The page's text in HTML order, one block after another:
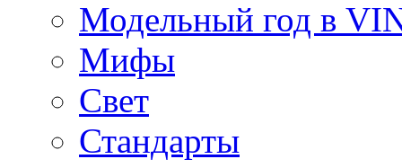
Модельный год в
Мифы
Свет
Стандарты